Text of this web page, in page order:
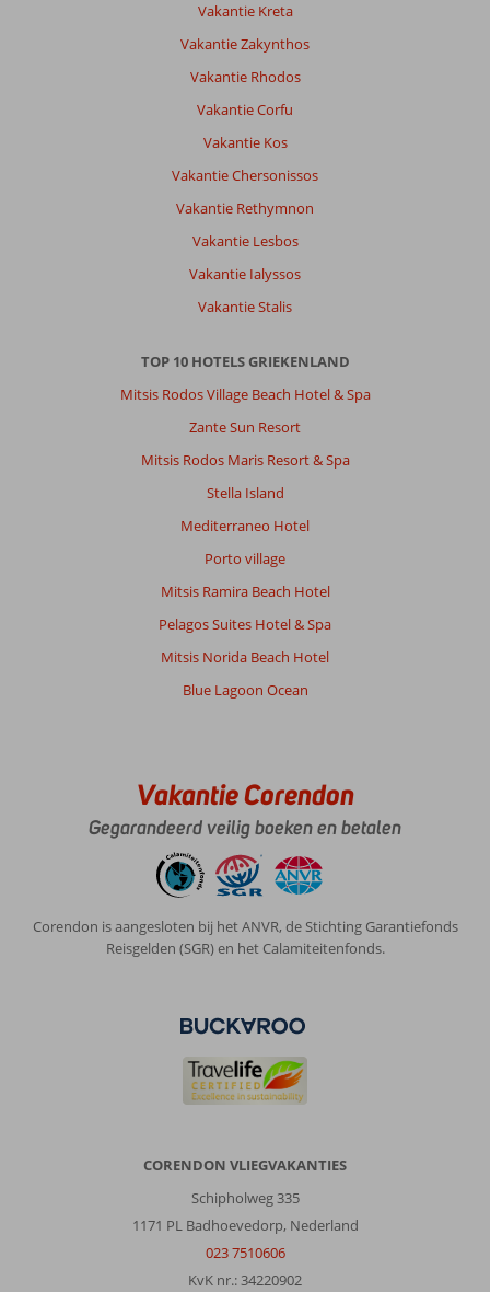
Vakantie Kreta
Vakantie Zakynthos
Vakantie Rhodos
Vakantie Corfu
Vakantie Kos
Vakantie Chersonissos
Vakantie Rethymnon
Vakantie Lesbos
Vakantie Ialyssos
Vakantie Stalis
TOP 10 HOTELS GRIEKENLAND
Mitsis Rodos Village Beach Hotel & Spa
Zante Sun Resort
Mitsis Rodos Maris Resort & Spa
Stella Island
Mediterraneo Hotel
Porto village
Mitsis Ramira Beach Hotel
Pelagos Suites Hotel & Spa
Mitsis Norida Beach Hotel
Blue Lagoon Ocean
Vakantie Corendon
Gegarandeerd veilig boeken en betalen
Corendon is aangesloten bij het ANVR, de Stichting Garantiefonds
Reisgelden (SGR) en het Calamiteitenfonds.
CORENDON VLIEGVAKANTIES
Schipholweg 335
1171 PL Badhoevedorp, Nederland
023 7510606
KvK nr.: 34220902